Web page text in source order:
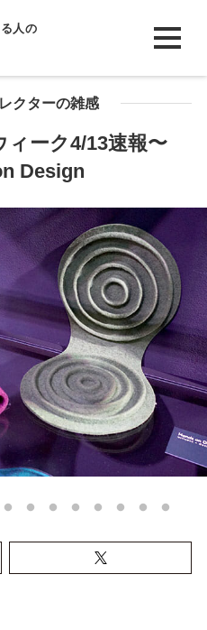
人の
クターの雑感
ィーク4/13速報〜
Design